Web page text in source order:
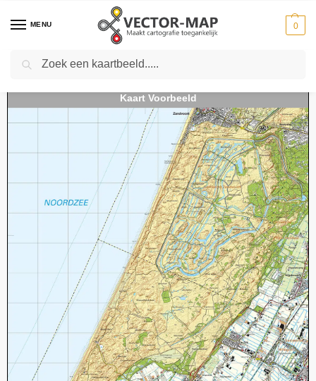
MENU 0
Home Kaarten - Topografische kaarten